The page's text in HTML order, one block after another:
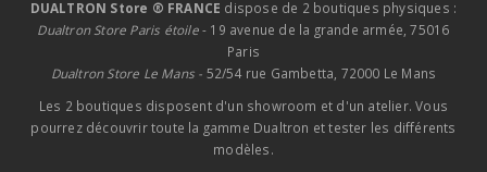
DUALTRON Store ® FRANCE dispose de 2 boutiques physiques :
Dualtron Store Paris étoile- 19 avenue de la grande armée, 75016
Paris
Dualtron Store Le Mans - 52/54 rue Gambetta, 72000 Le Mans
Les 2 boutiques disposent d'un showroom et d'un atelier. Vous
pourrez découvrir toute la gamme Dualtron et tester les différents
modèles.